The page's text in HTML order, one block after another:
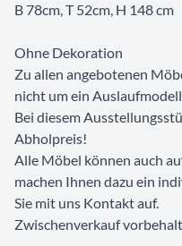
B 78cm, T 52cm, H 148 cm
Ohne Dekoration
Zu allen angebotenen
nicht um ein
Bei diesem
Abholpreis!
Alle Möbel können auch
machen Ihnen dazu ein
Sie mit uns Kontakt auf.
Zwischenverkauf